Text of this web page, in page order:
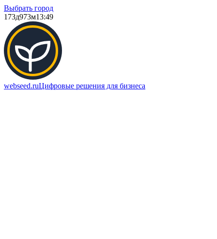
Выбрать город
173д973м13:49
webseed.ruЦифровые решения для бизнеса